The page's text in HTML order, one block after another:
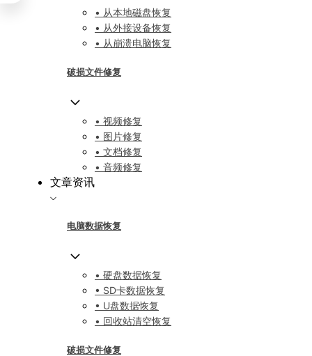
• 从本地磁盘恢复
• 从外接设备恢复
• 从崩溃电脑恢复
破损文件修复
• 视频修复
• 图片修复
• 文档修复
• 音频修复
文章资讯
电脑数据恢复
• 硬盘数据恢复
• SD卡数据恢复
• U盘数据恢复
• 回收站清空恢复
破损文件修复